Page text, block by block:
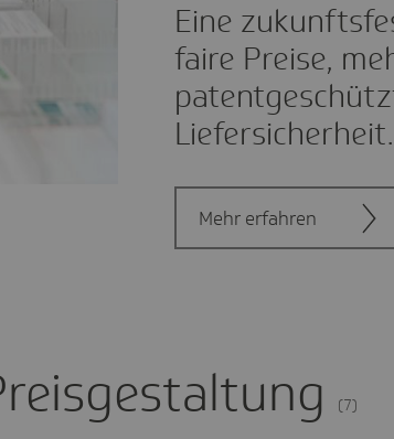
Eine
faire Preise,
Liefersicherheit.
Mehr erfahren
(7)